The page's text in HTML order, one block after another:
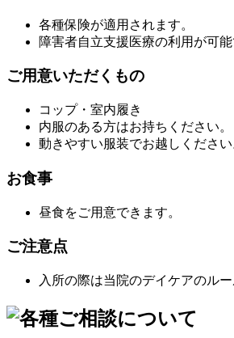
各種保険が適用されます。
障害者自立支援医療の利用が可能
ご用意いただくもの
コップ・室内履き
内服のある方はお持ちください。
動きやすい服装でお越しください
お食事
昼食をご用意できます。
ご注意点
入所の際は当院のデイケアのル